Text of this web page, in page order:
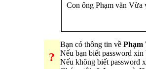
Con ông Phạm văn Vừa
?
Bạn có thông tin về Phạm
Nếu bạn biết password
Nếu không biết password